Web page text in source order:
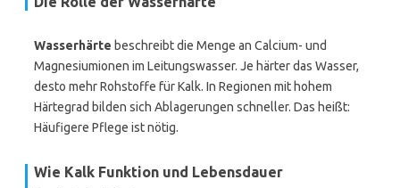
Wasserhärte beschreibt die Menge an Calcium- und
Magnesiumionen im Leitungswasser. Je härter das Wasser,
desto mehr Rohstoffe für Kalk. In Regionen mit hohem
Härtegrad bilden sich Ablagerungen schneller. Das heißt:
Häufigere Pflege ist nötig.
Wie Kalk Funktion und Lebensdauer